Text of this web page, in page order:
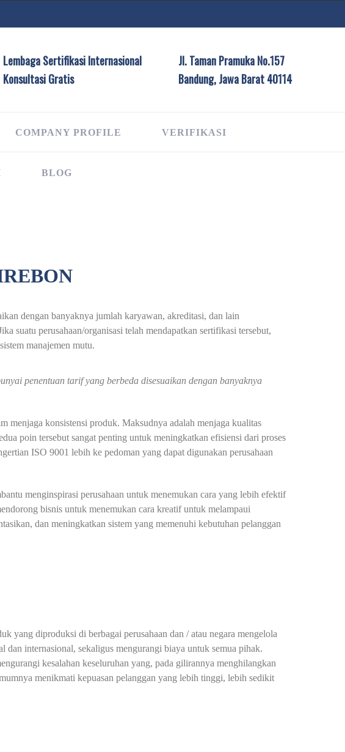
Lembaga Sertifikasi Internasional
Konsultasi Gratis
Jl. Taman Pramuka No.157
Bandung, Jawa Barat 40114
COMPANY PROFILE VERIFIKASI
BLOG
dengan banyaknya jumlah karyawan, akreditasi, dan lain
suatu perusahaan/organisasi telah mendapatkan sertifikasi tersebut,
manajemen mutu.
penentuan tarif yang berbeda disesuaikan dengan banyaknya
menjaga konsistensi produk. Maksudnya adalah menjaga kualitas
poin tersebut sangat penting untuk meningkatkan efisiensi dari proses
ISO 9001 lebih ke pedoman yang dapat digunakan perusahaan
menginspirasi perusahaan untuk menemukan cara yang lebih efektif
bisnis untuk menemukan cara kreatif untuk melampaui
dan meningkatkan sistem yang memenuhi kebutuhan pelanggan
yang diproduksi di berbagai perusahaan dan / atau negara mengelola
dan internasional, sekaligus mengurangi biaya untuk semua pihak.
kesalahan keseluruhan yang, pada gilirannya menghilangkan
menikmati kepuasan pelanggan yang lebih tinggi, lebih sedikit